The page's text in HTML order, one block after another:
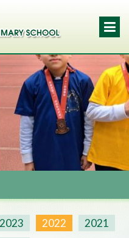
2023 2022
2021